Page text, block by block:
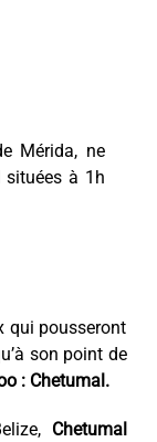
Mérida, ne
situées à 1h
qui pousseront
son point de
: Chetumal.
Chetumal